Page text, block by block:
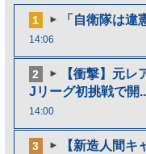
1 「自衛隊は
14:06
2
【衝撃】元レ
Jリーグ初挑戦で開
14:00
3
【新造人間